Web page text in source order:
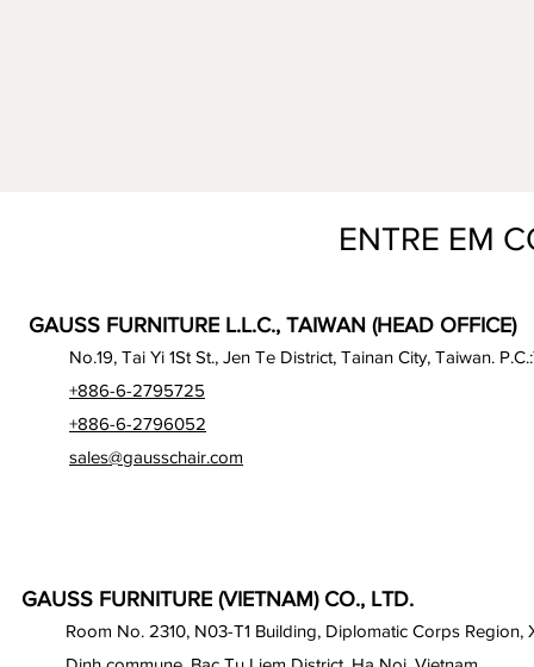
ENTRE EM
GAUSS FURNITURE L.L.C., TAIWAN (HEAD OFFICE)
No.19, Tai Yi 1St St., Jen Te District, Tainan City, Taiwan.
+886-6-2795725
+886-6-2796052
sales@gausschair.com
GAUSS FURNITURE (VIETNAM) CO., LTD.
Room No. 2310, N03-T1 Building, Diplomatic Corps Region,